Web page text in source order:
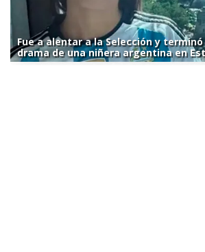
Fue a alentar a la Selección y
drama de una niñera argentina en